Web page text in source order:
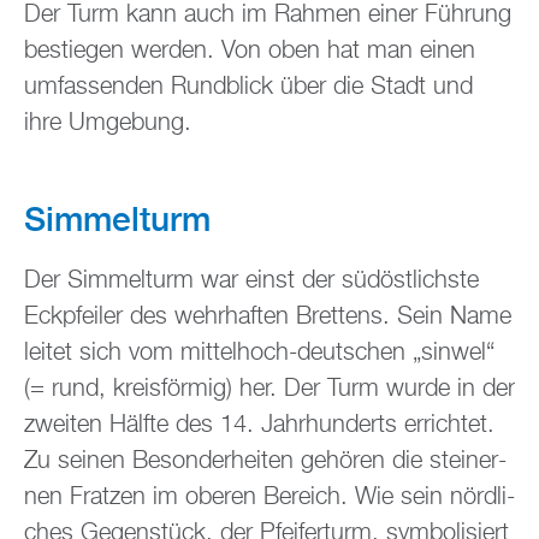
Der Turm kann auch im Rah­men einer Füh­rung
be­stie­gen wer­den. Von oben hat man einen
um­fas­sen­den Rund­blick über die Stadt und
ihre Um­ge­bung.
Sim­mel­turm
Der Sim­mel­turm war einst der süd­öst­lichs­te
Eck­pfei­ler des wehr­haf­ten Brettens. Sein Name
lei­tet sich vom mit­tel­hoch-deut­schen „sin­wel“
(= rund, kreis­för­mig) her. Der Turm wurde in der
zwei­ten Hälf­te des 14. Jahr­hun­derts er­rich­tet.
Zu sei­nen Be­son­der­hei­ten ge­hö­ren die stei­ner­
nen Frat­zen im obe­ren Be­reich. Wie sein nörd­li­
ches Ge­gen­stück, der Pfei­fer­turm, sym­bo­li­siert